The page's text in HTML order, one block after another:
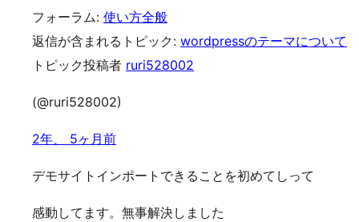
フォーラム: 使い方全般
返信が含まれるトピック: wordpressのテーマについて
トピック投稿者 ruri528002
(@ruri528002)
2年、 5ヶ月前
デモサイトインポートできることを初めてしって
感動してます。無事解決しました